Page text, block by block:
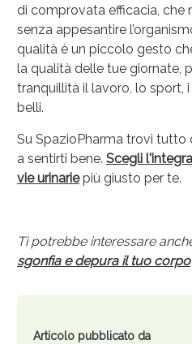
di comprovata efficacia, che
senza appesantire
qualità è un piccolo gesto
la qualità delle tue giornate,
tranquillità il lavoro, lo sport,
belli.
Su SpazioPharma trovi tutto
a sentirti bene. Scegli
vie urinariepiù giusto per te.
Ti potrebbe interessare
sgonfia e depura il tuo corpo
Articolo pubblicato da